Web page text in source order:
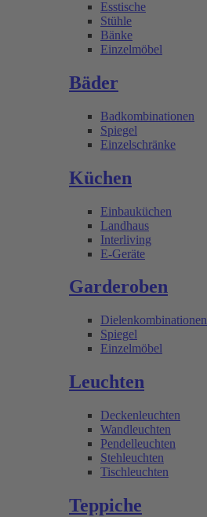
Esstische
Stühle
Bänke
Einzelmöbel
Bäder
Badkombinationen
Spiegel
Einzelschränke
Küchen
Einbauküchen
Landhaus
Interliving
E-Geräte
Garderoben
Dielenkombinationen
Spiegel
Einzelmöbel
Leuchten
Deckenleuchten
Wandleuchten
Pendelleuchten
Stehleuchten
Tischleuchten
Teppiche